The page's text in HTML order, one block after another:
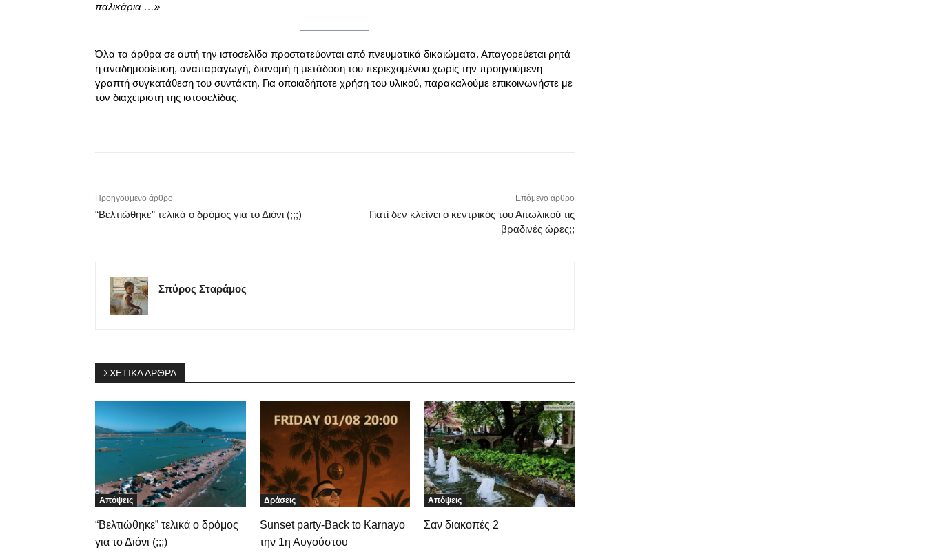
παλικάρια …»
Όλα τα άρθρα σε αυτή την ιστοσελίδα προστατεύονται από πνευματικά δικαιώματα. Απαγορεύεται ρητά
η αναδημοσίευση, αναπαραγωγή, διανομή ή μετάδοση του περιεχομένου χωρίς την προηγούμενη
γραπτή συγκατάθεση του συντάκτη. Για οποιαδήποτε χρήση του υλικού, παρακαλούμε επικοινωνήστε με
τον διαχειριστή της ιστοσελίδας.
Προηγούμενο άρθρο
“Βελτιώθηκε” τελικά ο δρόμος για το Διόνι (;;;)
Επόμενο άρθρο
Γιατί δεν κλείνει ο κεντρικός του Αιτωλικού τις
βραδινές ώρες;;
Σπύρος Σταράμος
ΣΧΕΤΙΚΑ ΑΡΘΡΑ
Απόψεις
“Βελτιώθηκε” τελικά ο δρόμος
για το Διόνι (;;;)
Δράσεις
Sunset party-Back to Karnayo
την 1η Αυγούστου
Απόψεις
Σαν διακοπές 2